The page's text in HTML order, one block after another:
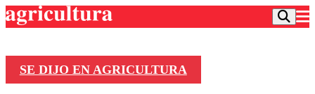
SE DIJO EN AGRICULTURA